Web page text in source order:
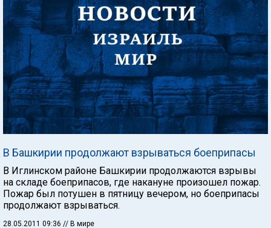
В Башкирии продолжают взрываться боеприпасы
В Иглинском районе Башкирии продолжаются взрывы
на складе боеприпасов, где накануне произошел пожар.
Пожар был потушен в пятницу вечером, но боеприпасы
продолжают взрываться.
28.05.2011 09:36 // В мире